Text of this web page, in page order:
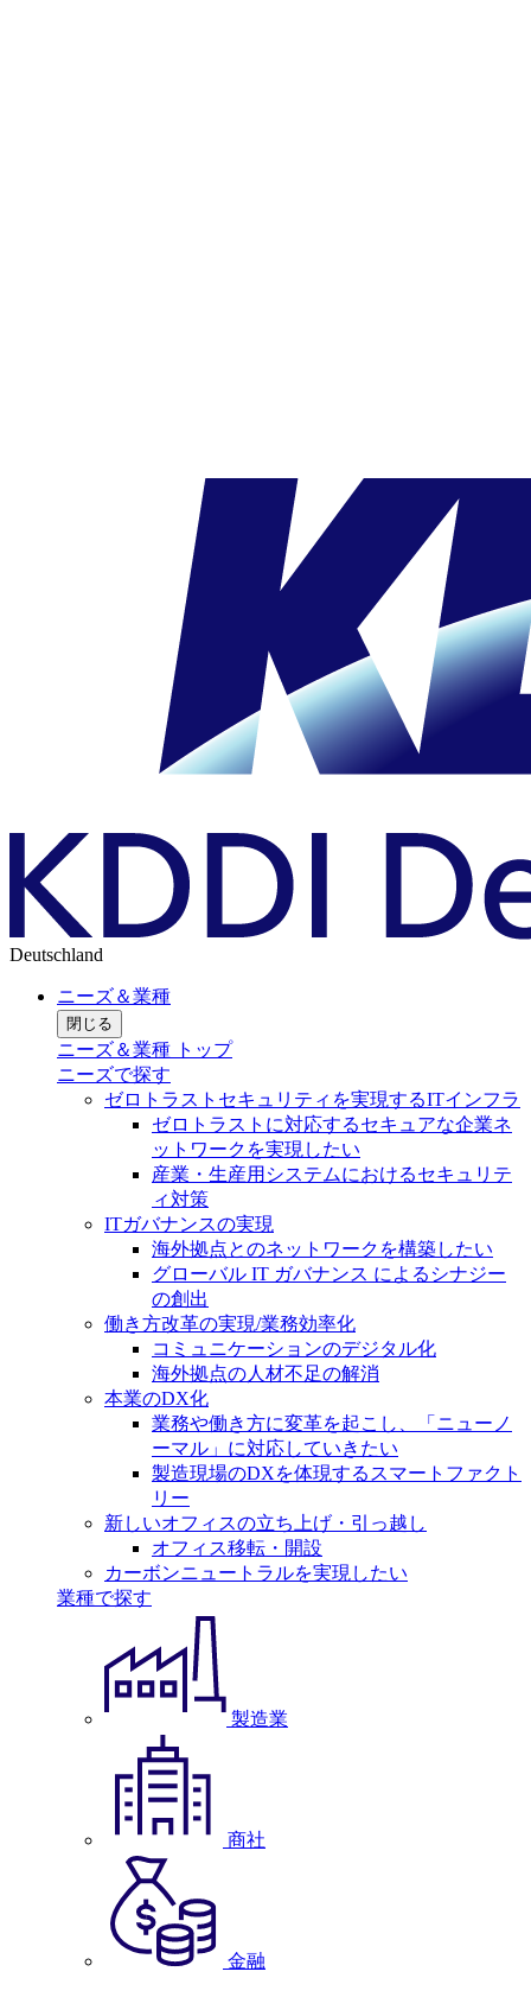
Deutschland
ニーズ＆業種
閉じる
ニーズ＆業種 トップ
ニーズで探す
ゼロトラストセキュリティを実現するITインフラ
ゼロトラストに対応するセキュアな企業ネ
ットワークを実現したい
産業・生産用システムにおけるセキュリテ
ィ対策
ITガバナンスの実現
海外拠点とのネットワークを構築したい
グローバル IT ガバナンス によるシナジー
の創出
働き方改革の実現/業務効率化
コミュニケーションのデジタル化
海外拠点の人材不足の解消
本業のDX化
業務や働き方に変革を起こし、「ニューノ
ーマル」に対応していきたい
製造現場のDXを体現するスマートファクト
リー
新しいオフィスの立ち上げ・引っ越し
オフィス移転・開設
カーボンニュートラルを実現したい
業種で探す
製造業
商社
金融